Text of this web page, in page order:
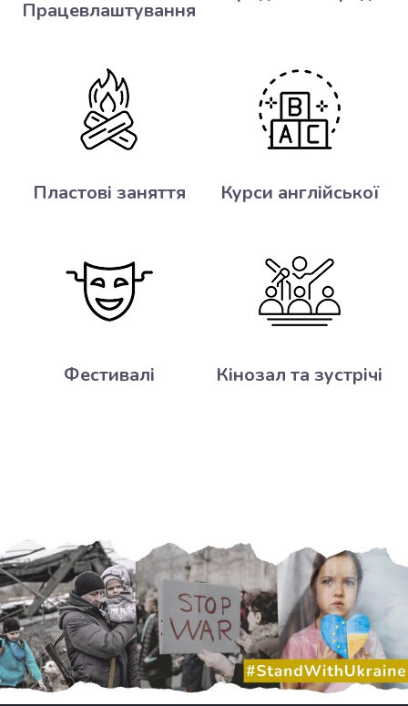
Працевлаштування
Пластові заняття
Фестивалі
Курси англійської
Кінозал та зустрічі